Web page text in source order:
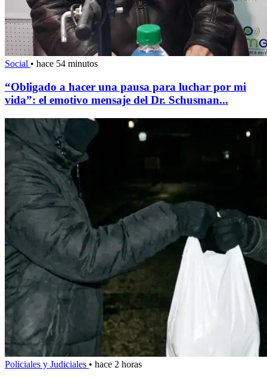
Social • hace 54 minutos
“Obligado a hacer una pausa para luchar por mi
vida”: el emotivo mensaje del Dr. Schusman...
Policiales y Judiciales • hace 2 horas